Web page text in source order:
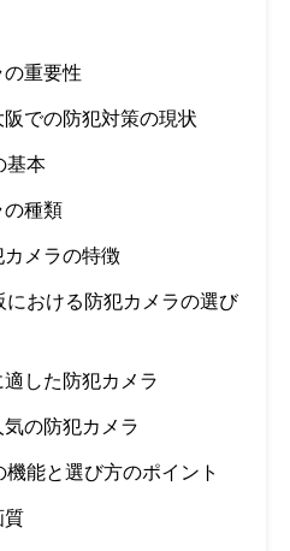
の重要性
での防犯対策の現状
基本
の種類
カメラの特徴
における防犯カメラの選び
した防犯カメラ
の防犯カメラ
能と選び方のポイント
質